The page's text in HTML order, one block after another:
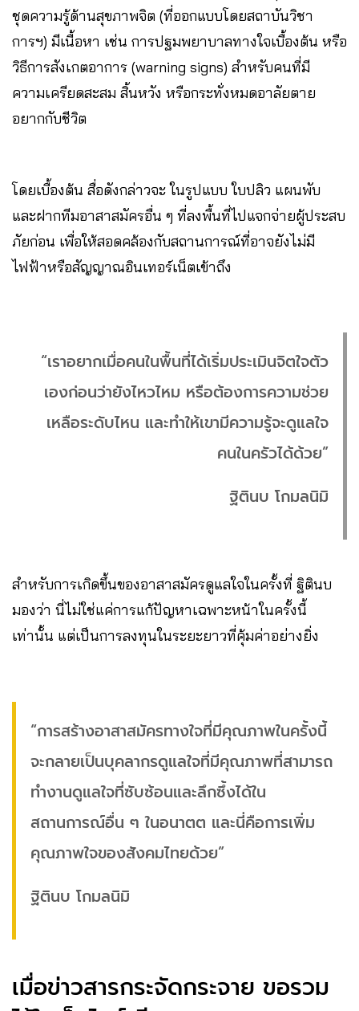
ชุดความรู้ด้านสุขภาพจิต (ที่ออกแบบโดยสถาบันวิชา
การฯ) มีเนื้อหา เช่น การปฐมพยาบาลทางใจเบื้องต้น หรือ
วิธีการสังเกตอาการ (warning signs) สำหรับคนที่มี
ความเครียดสะสม สิ้นหวัง หรือกระทั่งหมดอาลัยตาย
อยากกับชีวิต
โดยเบื้องต้น สื่อดังกล่าวจะ ในรูปแบบ ใบปลิว แผนพับ
และฝากทีมอาสาสมัครอื่น ๆ ที่ลงพื้นที่ไปแจกจ่ายผู้ประสบ
ภัยก่อน เพื่อให้สอดคล้องกับสถานการณ์ที่อาจยังไม่มี
ไฟฟ้าหรือสัญญาณอินเทอร์เน็ตเข้าถึง
“เราอยากเมื่อคนในพื้นที่ได้เริ่มประเมินจิตใจตัว
เองก่อนว่ายังไหวไหม หรือต้องการความช่วย
เหลือระดับไหน และทำให้เขามีความรู้จะดูแลใจ
คนในครัวได้ด้วย”
ฐิตินบ โกมลนิมิ
สำหรับการเกิดขึ้นของอาสาสมัครดูแลใจในครั้งที่ ฐิตินบ
มองว่า นี่ไม่ใช่แค่การแก้ปัญหาเฉพาะหน้าในครั้งนี้
เท่านั้น แต่เป็นการลงทุนในระยะยาวที่คุ้มค่าอย่างยิ่ง
“การสร้างอาสาสมัครทางใจที่มีคุณภาพในครั้งนี้
จะกลายเป็นบุคลากรดูแลใจที่มีคุณภาพที่สามารถ
ทำงานดูแลใจที่ซับซ้อนและลึกซึ้งได้ใน
สถานการณ์อื่น ๆ ในอนาตต และนี่คือการเพิ่ม
คุณภาพใจของสังคมไทยด้วย”
ฐิตินบ โกมลนิมิ
เมื่อข่าวสารกระจัดกระจาย ขอรวม